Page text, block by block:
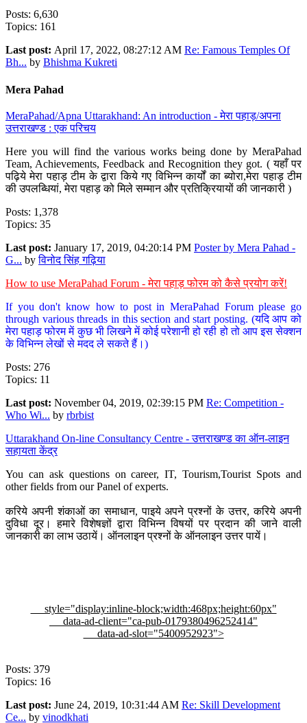
Posts: 6,630
Topics: 161
Last post: April 17, 2022, 08:27:12 AM Re: Famous Temples Of
Bh... by Bhishma Kukreti
Mera Pahad
MeraPahad/Apna Uttarakhand: An introduction - मेरा पहाड़/अपना
उत्तराखण्ड : एक परिचय
Here you will find the various works being done by MeraPahad
Team, Achievements, Feedback and Recognition they got. ( यहाँ पर
पढ़िये मेरा पहाड़ टीम के द्वारा किये गए विभिन्न कार्यों का ब्योरा,मेरा पहाड़ टीम
की उपलब्धियां, मेरा पहाड़ को मिले सम्मान और प्रतिक्रियायों की जानकारी )
Posts: 1,378
Topics: 35
Last post: January 17, 2019, 04:20:14 PM Poster by Mera Pahad -
G... byविनोद सिंह गढ़िया
How to use MeraPahad Forum - मेरा पहाड़ फोरम को कैसे प्रयोग करें!
If you don't know how to post in MeraPahad Forum please go
through various threads in this section and start posting. (यदि आप को
मेरा पहाड़ फोरम में कुछ भी लिखने में कोई परेशानी हो रही हो तो आप इस सेक्शन
के विभिन्न लेखों से मदद ले सकते हैं।)
Posts: 276
Topics: 11
Last post: November 04, 2019, 02:39:15 PM Re: Competition -
Who Wi... by rbrbist
Uttarakhand On-line Consultancy Centre - उत्तराखण्ड का ऑन-लाइन
सहायता केंद्र
You can ask questions on career, IT, Tourism,Tourist Spots and
other fields from our Panel of experts.
करिये अपनी शंकाओं का समाधान, पाइये अपने प्रश्नों के उत्तर, करिये अपनी
दुविधा दूर। हमारे विशेषज्ञों द्वारा विभिन्न विषयों पर प्रदान की जाने वाली
जानकारी का लाभ उठायें। ऑनलाइन प्रश्नों के ऑनलाइन उत्तर पायें।
style="display:inline-block;width:468px;height:60px"
data-ad-client="ca-pub-0179380496252414"
data-ad-slot="5400952923">
Posts: 379
Topics: 16
Last post: June 24, 2019, 10:31:44 AM Re: Skill Development
Ce... by vinodkhati